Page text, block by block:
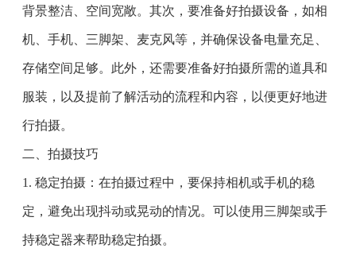
背景整洁、空间宽敞。其次，要准备好拍摄设备，如相
机、手机、三脚架、麦克风等，并确保设备电量充足、
存储空间足够。此外，还需要准备好拍摄所需的道具和
服装，以及提前了解活动的流程和内容，以便更好地进
行拍摄。
二、拍摄技巧
1. 稳定拍摄：在拍摄过程中，要保持相机或手机的稳
定，避免出现抖动或晃动的情况。可以使用三脚架或手
持稳定器来帮助稳定拍摄。